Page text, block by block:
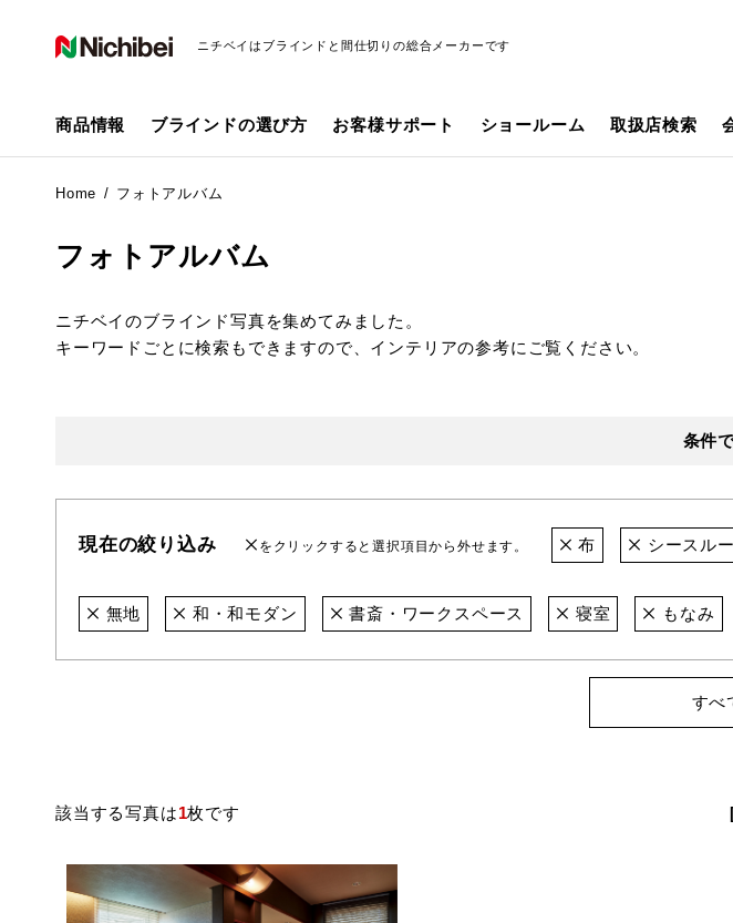
ニチベイはブラインドと間仕切りの総合メーカーです
商品情報 ブラインドの選び方 お客様サポート ショールーム 取扱店検索
Home フォトアルバム
フォトアルバム
ニチベイのブラインド写真を集めてみました。
キーワードごとに検索もできますので、インテリアの参考にご覧ください。
条件
現在の絞り込み をクリックすると選択項目から外せます。 布 シースルー
無地 和・和モダン 書斎・ワークスペース 寝室 もなみ
すべ
該当する写真は1枚です